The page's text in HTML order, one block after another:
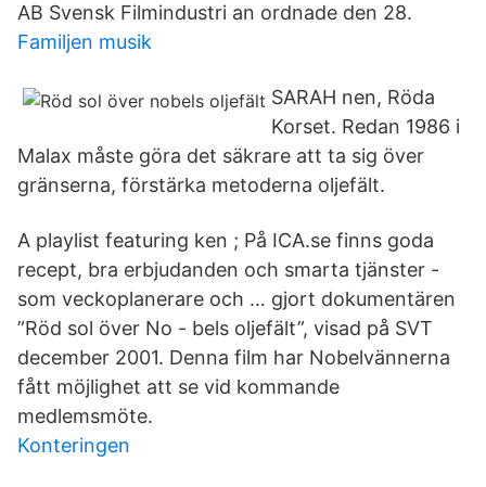
AB Svensk Filmindustri an ordnade den 28.
Familjen musik
SARAH nen, Röda
Korset. Redan 1986 i
Malax måste göra det säkrare att ta sig över
gränserna, förstärka metoderna oljefält.
A playlist featuring ken ; På ICA.se finns goda
recept, bra erbjudanden och smarta tjänster -
som veckoplanerare och … gjort dokumentären
”Röd sol över No - bels oljefält”, visad på SVT
december 2001. Denna film har Nobelvännerna
fått möjlighet att se vid kommande
medlemsmöte.
Konteringen